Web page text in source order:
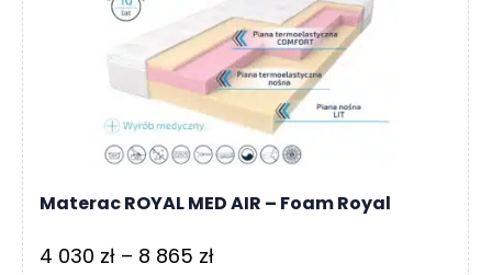
do
7
000 zł
Materac ROYAL MED AIR – Foam Royal
4 030 zł – 8 865 złZakres